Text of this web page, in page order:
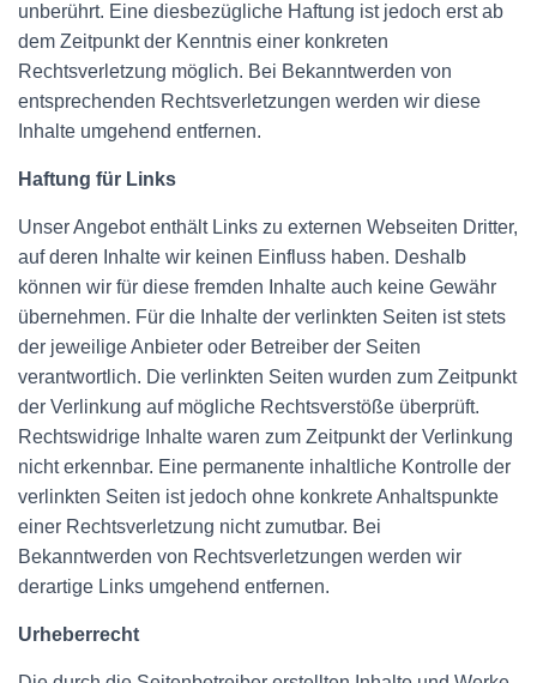
unberührt. Eine diesbezügliche Haftung ist jedoch erst ab
dem Zeitpunkt der Kenntnis einer konkreten
Rechtsverletzung möglich. Bei Bekanntwerden von
entsprechenden Rechtsverletzungen werden wir diese
Inhalte umgehend entfernen.
Haftung für Links
Unser Angebot enthält Links zu externen Webseiten Dritter,
auf deren Inhalte wir keinen Einfluss haben. Deshalb
können wir für diese fremden Inhalte auch keine Gewähr
übernehmen. Für die Inhalte der verlinkten Seiten ist stets
der jeweilige Anbieter oder Betreiber der Seiten
verantwortlich. Die verlinkten Seiten wurden zum Zeitpunkt
der Verlinkung auf mögliche Rechtsverstöße überprüft.
Rechtswidrige Inhalte waren zum Zeitpunkt der Verlinkung
nicht erkennbar. Eine permanente inhaltliche Kontrolle der
verlinkten Seiten ist jedoch ohne konkrete Anhaltspunkte
einer Rechtsverletzung nicht zumutbar. Bei
Bekanntwerden von Rechtsverletzungen werden wir
derartige Links umgehend entfernen.
Urheberrecht